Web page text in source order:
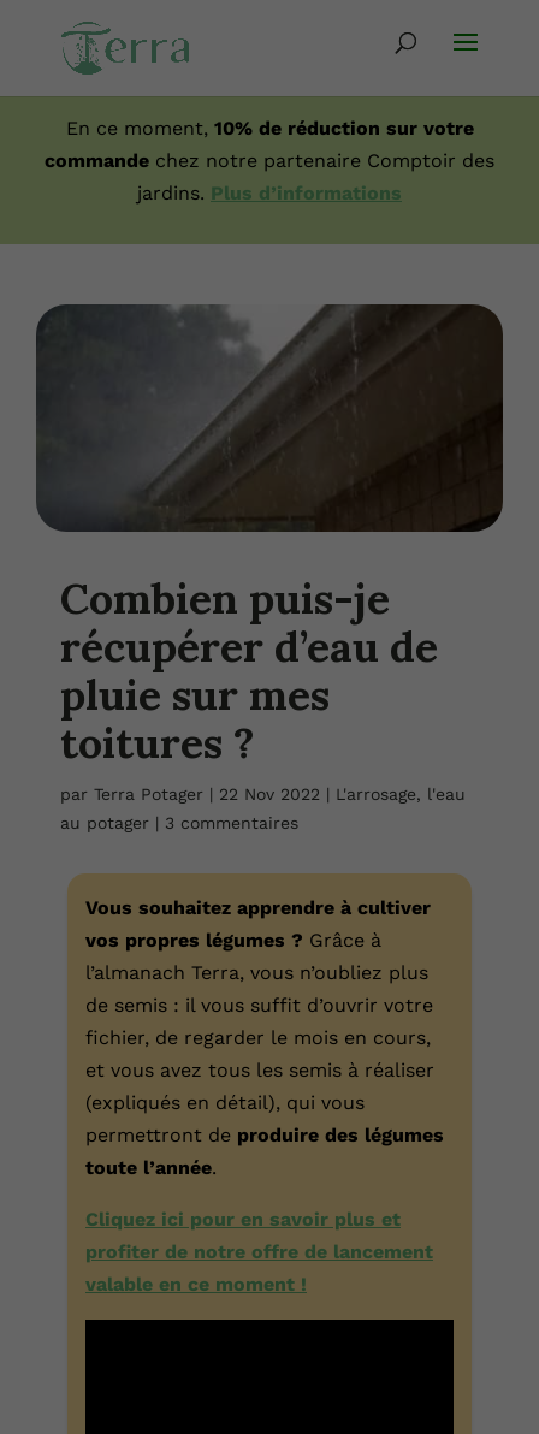
En ce moment, 10% de réduction sur votre
commande chez notre partenaire Comptoir des
jardins. Plus d’informations
Combien puis-je
récupérer d’eau de
pluie sur mes
toitures ?
parTerra Potager | 22 Nov 2022 | L'arrosage, l'eau
au potager | 3 commentaires
Vous souhaitez apprendre à cultiver
vos propres légumes ? Grâce à
l’almanach Terra, vous n’oubliez plus
de semis : il vous suffit d’ouvrir votre
fichier, de regarder le mois en cours,
et vous avez tous les semis à réaliser
(expliqués en détail), qui vous
permettront de produire des légumes
toute l’année.
Cliquez ici pour en savoir plus et
profiter de notre offre de lancement
valable en ce moment !